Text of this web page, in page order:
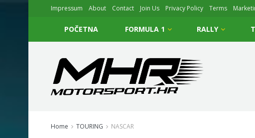
Impressum About Contact Join Us Privacy Policy Terms
POČETNA FORMULA 1 RALLY
Home TOURING NASCAR